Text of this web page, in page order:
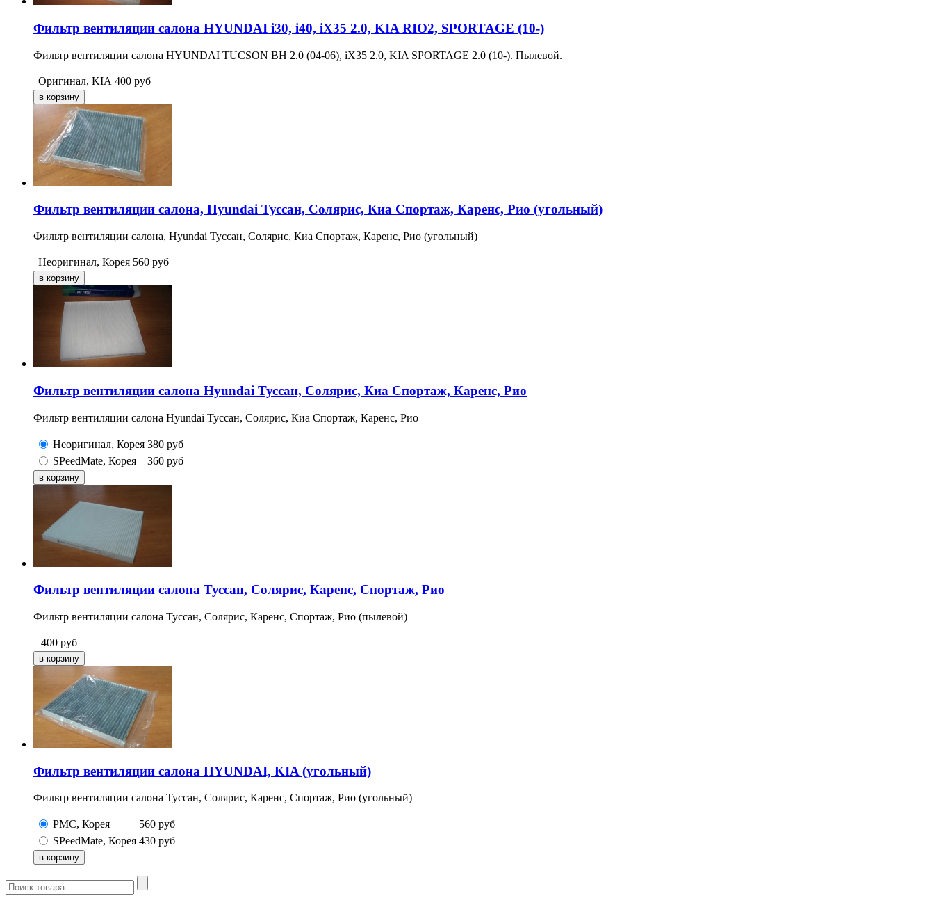
Фильтр вентиляции салона HYUNDAI i30, i40, iX35 2.0, KIA RIO2, SPORTAGE (10-)
Фильтр вентиляции салона HYUNDAI TUCSON BH 2.0 (04-06), iX35 2.0, KIA SPORTAGE 2.0 (10-). Пылевой.
Оригинал, KIA 400 руб
Фильтр вентиляции салона, Hyundai Туссан, Солярис, Киа Спортаж, Каренс, Рио (угольный)
Фильтр вентиляции салона, Hyundai Туссан, Солярис, Киа Спортаж, Каренс, Рио (угольный)
Неоригинал, Корея 560 руб
Фильтр вентиляции салона Hyundai Туссан, Солярис, Киа Спортаж, Каренс, Рио
Фильтр вентиляции салона Hyundai Туссан, Солярис, Киа Спортаж, Каренс, Рио
Неоригинал, Корея 380 руб
SPeedMate, Корея
360 руб
Фильтр вентиляции салона Туссан, Солярис, Каренс, Спортаж, Рио
Фильтр вентиляции салона Туссан, Солярис, Каренс, Спортаж, Рио (пылевой)
400 руб
Фильтр вентиляции салона HYUNDAI, KIA (угольный)
Фильтр вентиляции салона Туссан, Солярис, Каренс, Спортаж, Рио (угольный)
PMC, Корея 560 руб
SPeedMate, Корея 430 руб